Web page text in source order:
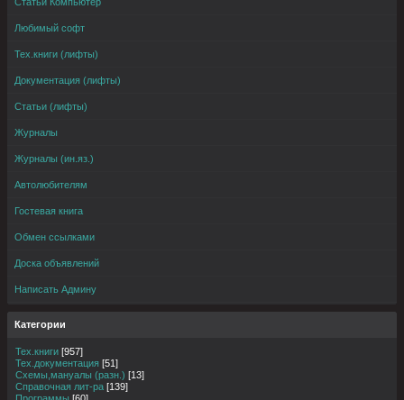
Любимый софт
Тех.книги (лифты)
Документация (лифты)
Статьи (лифты)
Журналы
Журналы (ин.яз.)
Автолюбителям
Гостевая книга
Обмен ссылками
Доска объявлений
Написать Админу
Категории
Тех.книги [957]
Тех.документация [51]
Схемы,мануалы (разн.) [13]
Справочная лит-ра [139]